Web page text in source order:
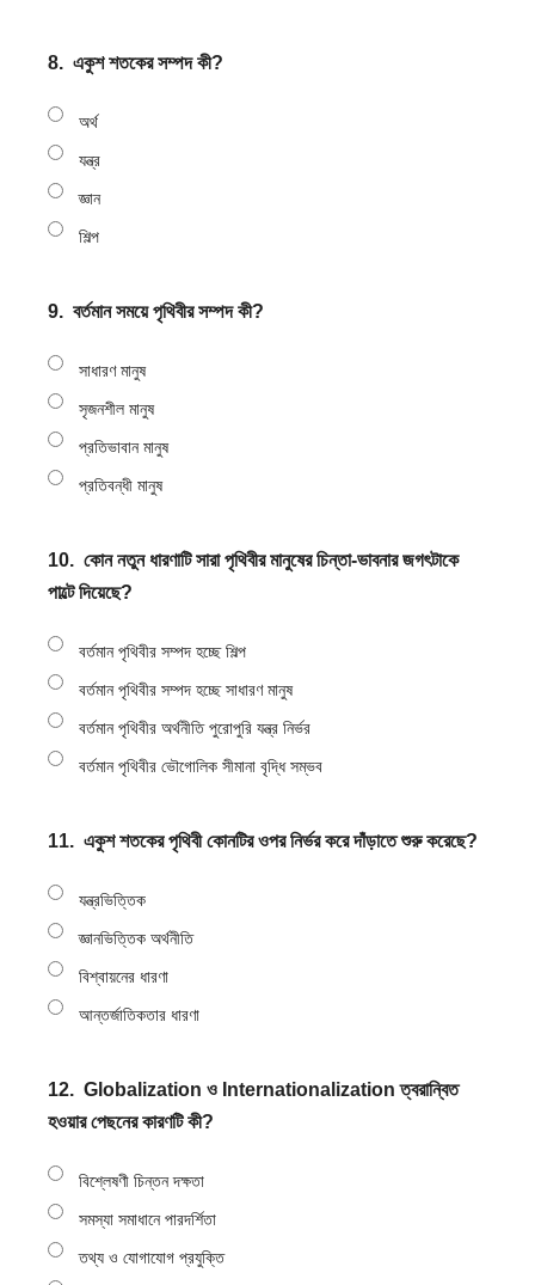
8. একুশ শতকের সম্পদ কী?
অর্থ
যন্ত্র
জ্ঞান
শিল্প
9. বর্তমান সময়ে পৃথিবীর সম্পদ কী?
সাধারণ মানুষ
সৃজনশীল মানুষ
প্রতিভাবান মানুষ
প্রতিবন্ধী মানুষ
10. কোন নতুন ধারণাটি সারা পৃথিবীর মানুষের চিন্তা-ভাবনার জগৎটাকে
পাল্টে দিয়েছে?
বর্তমান পৃথিবীর সম্পদ হচ্ছে শিল্প
বর্তমান পৃথিবীর সম্পদ হচ্ছে সাধারণ মানুষ
বর্তমান পৃথিবীর অর্থনীতি পুরোপুরি যন্ত্র নির্ভর
বর্তমান পৃথিবীর ভৌগোলিক সীমানা বৃদ্ধি সম্ভব
11. একুশ শতকের পৃথিবী কোনটির ওপর নির্ভর করে দাঁড়াতে শুরু করেছে?
যন্ত্রভিত্তিক
জ্ঞানভিত্তিক অর্থনীতি
বিশ্বায়নের ধারণা
আন্তর্জাতিকতার ধারণা
12. Globalization ও Internationalization ত্বরান্বিত
হওয়ার পেছনের কারণটি কী?
বিশ্লেষণী চিন্তন দক্ষতা
সমস্যা সমাধানে পারদর্শিতা
তথ্য ও যোগাযোগ প্রযুক্তি